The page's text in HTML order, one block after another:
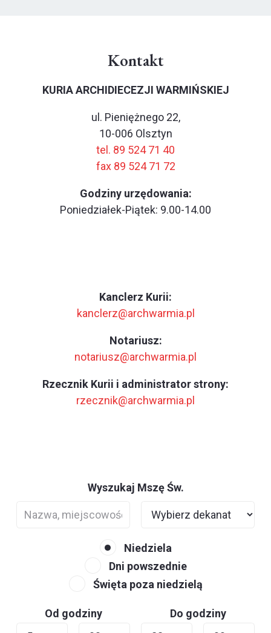
Kontakt
KURIA ARCHIDIECEZJI WARMIŃSKIEJ
ul. Pieniężnego 22,
10-006 Olsztyn
tel. 89 524 71 40
fax 89 524 71 72
Godziny urzędowania:
Poniedziałek-Piątek: 9.00-14.00
Kanclerz Kurii:
kanclerz@archwarmia.pl
Notariusz:
notariusz@archwarmia.pl
Rzecznik Kurii i administrator strony:
rzecznik@archwarmia.pl
Wyszukaj Mszę Św.
Niedziela
Dni powszednie
Święta poza niedzielą
Od godziny Do godziny